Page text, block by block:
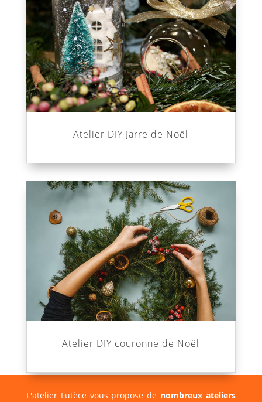
Atelier DIY Jarre de Noël
Atelier DIY couronne de Noël
L'atelier Lutèce vous propose de nombreux ateliers